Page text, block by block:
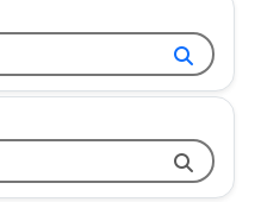
訊網關鍵字
關鍵字